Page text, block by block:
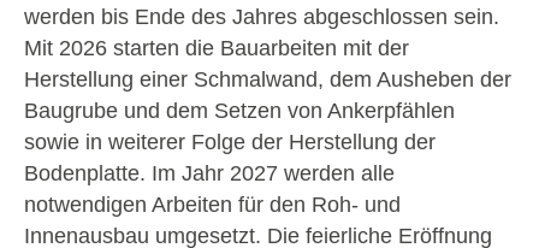
werden bis Ende des Jahres abgeschlossen sein.
Mit 2026 starten die Bauarbeiten mit der
Herstellung einer Schmalwand, dem Ausheben der
Baugrube und dem Setzen von Ankerpfählen
sowie in weiterer Folge der Herstellung der
Bodenplatte. Im Jahr 2027 werden alle
notwendigen Arbeiten für den Roh- und
Innenausbau umgesetzt. Die feierliche Eröffnung